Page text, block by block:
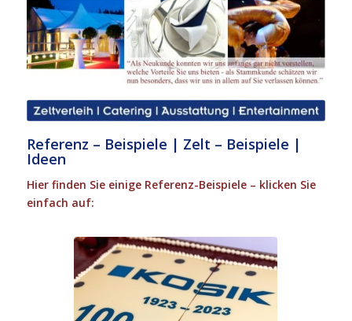
Referenz – Beispiele | Zelt – Beispiele |
Ideen
Hier finden Sie einige Referenz-Beispiele – klicken Sie
einfach auf: